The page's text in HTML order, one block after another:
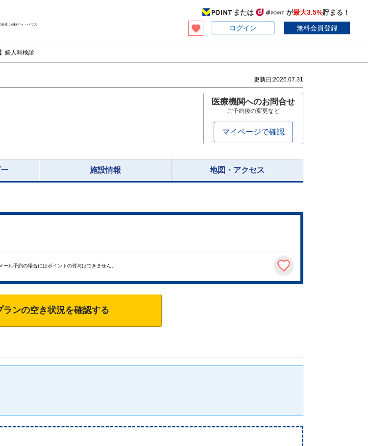
社：(株)ドゥ・ハウス
または が最大3.5%貯まる！
ログイン
無料会員登録
婦人科検診
更新日:2026.07.31
医療機関へのお問合せ
ご予約後の変更など
マイページで確認
施設情報 地図・アクセス
ール予約の場合にはポイントの付与はできません。
ンの空き状況を確認する